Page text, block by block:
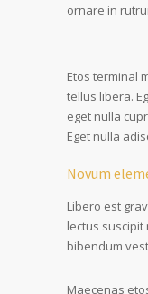
ornare in
Etos terminal
tellus libera.
eget nulla
Eget nulla
Novum
Libero est
lectus
bibendum
Maecenas